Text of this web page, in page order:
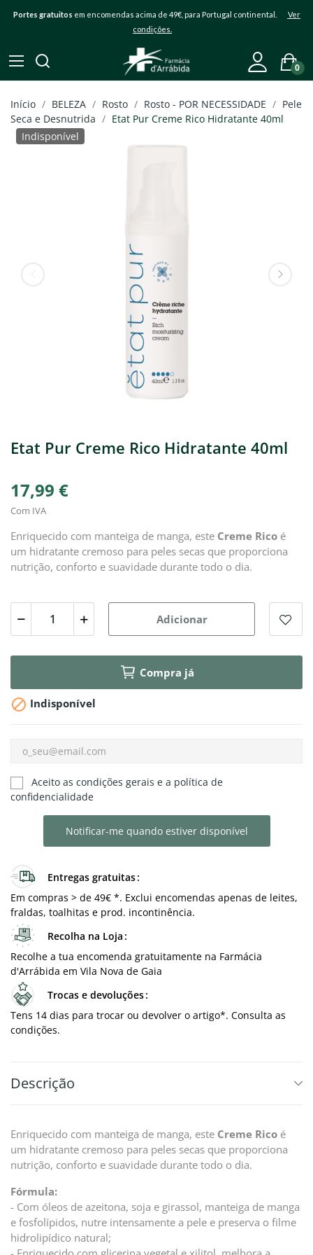
Portes gratuitos em encomendas acima de 49€, para Portugal continental. Ver
condições.
0
Início BELEZA Rosto Rosto - POR NECESSIDADE
Pele
Seca e Desnutrida
Etat Pur Creme Rico Hidratante 40ml
Indisponível
Etat Pur Creme Rico Hidratante 40ml
17,99 €
Com IVA
Enriquecido com manteiga de manga, este Creme Rico é
um hidratante cremoso para peles secas que proporciona
nutrição, conforto e suavidade durante todo o dia.
Adicionar
Compra já
 Indisponível
Aceito as condições gerais e a política de
confidencialidade
Notificar-me quando estiver disponível
Entregas gratuitas
Em compras > de 49€ *. Exclui encomendas apenas de leites,
fraldas, toalhitas e prod. incontinência.
Recolha na Loja
Recolhe a tua encomenda gratuitamente na Farmácia
d'Arrábida em Vila Nova de Gaia
Trocas e devoluções
Tens 14 dias para trocar ou devolver o artigo*. Consulta as
condições.
Descrição
Enriquecido com manteiga de manga, este Creme Rico é
um hidratante cremoso para peles secas que proporciona
nutrição, conforto e suavidade durante todo o dia.
Fórmula:
- Com óleos de azeitona, soja e girassol, manteiga de manga
e fosfolípidos, nutre intensamente a pele e preserva o filme
hidrolipídico natural;